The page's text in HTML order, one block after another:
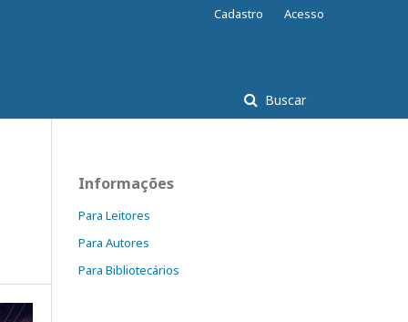
Buscar
Cadastro Acesso
Informações
Para Leitores
Para Autores
Para Bibliotecários